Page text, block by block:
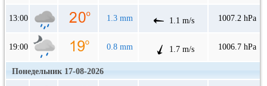
13:00 1.3 mm 1.1 m/s 1007.2 hPa
19:00 0.8 mm 1.7 m/s 1006.7 hPa
Понедельник 17-08-2026